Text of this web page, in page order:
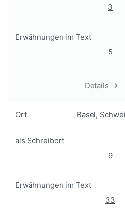
3
Erwähnungen im Text
5
Details
Ort Basel,
als Schreibort
9
Erwähnungen im Text
33